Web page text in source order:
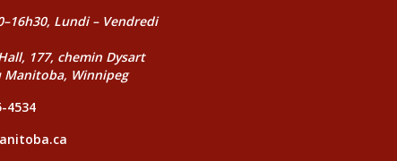
Lundi – Vendredi
177, chemin Dysart
Manitoba, Winnipeg
4534